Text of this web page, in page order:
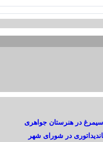
سیمرغ در هنرستان جواهری
در شورای شهر